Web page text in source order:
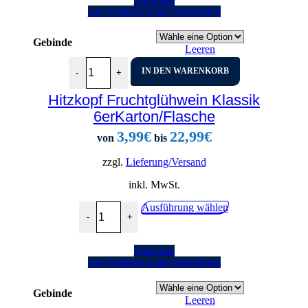
Optionen
auf
der
Produktseite
gewählt
werden
zur Getränke-Liste hinzufügen
Gebinde
Leeren
-
Hitzkopf Fruchtglühwein Klassik 6erKarton/Flasche
+ IN DEN WARENKORB
Hitzkopf Fruchtglühwein Klassik
6erKarton/Flasche
von 3,99€bis 22,99€
zzgl. Lieferung/Versand
inkl. MwSt.
-
Hitzkopf Fruchtglühwein Klassik 6erKarton/
+
Ausführung wählenDieses
Optionen
Vorschau
zur Getränke-Liste hinzufügen
Gebinde
Leeren